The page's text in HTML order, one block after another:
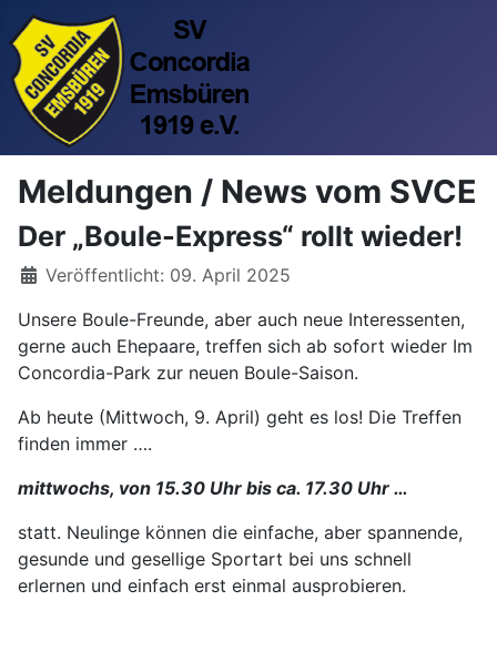
Meldungen / News vom SVCE
Der „Boule-Express“ rollt wieder!
Veröffentlicht: 09. April 2025
Unsere Boule-Freunde, aber auch neue Interessenten,
gerne auch Ehepaare, treffen sich ab sofort wieder Im
Concordia-Park zur neuen Boule-Saison.
Ab heute (Mittwoch, 9. April) geht es los! Die Treffen
finden immer ….
mittwochs, von 15.30 Uhr bis ca. 17.30 Uhr …
statt. Neulinge können die einfache, aber spannende,
gesunde und gesellige Sportart bei uns schnell
erlernen und einfach erst einmal ausprobieren.